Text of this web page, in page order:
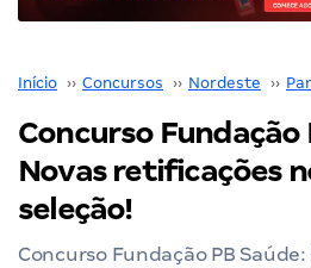
Início ›› Concursos ›› Nordeste ››
Concurso Fundação
Novas retificações
seleção!
Concurso Fundação PB